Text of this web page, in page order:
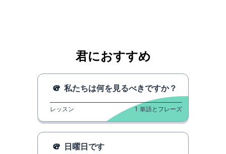
君におすすめ
私たちは何を見るべきですか？
レッスン 1 単語とフレーズ
日曜日です